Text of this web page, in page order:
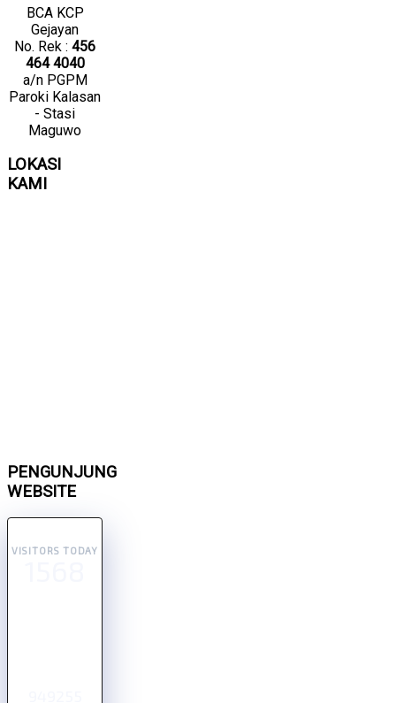
BCA KCP
Gejayan
No. Rek : 456
464 4040
a/n PGPM
Paroki Kalasan
- Stasi
Maguwo
LOKASI
KAMI
PENGUNJUNG
WEBSITE
VISITORS TODAY